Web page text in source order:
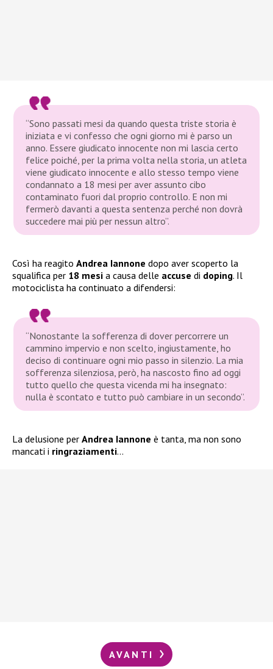
“Sono passati mesi da quando questa triste storia è
iniziata e vi confesso che ogni giorno mi è parso un
anno. Essere giudicato innocente non mi lascia certo
felice poiché, per la prima volta nella storia, un atleta
viene giudicato innocente e allo stesso tempo viene
condannato a 18 mesi per aver assunto cibo
contaminato fuori dal proprio controllo. E non mi
fermerò davanti a questa sentenza perché non dovrà
succedere mai più per nessun altro”.
Così ha reagito Andrea Iannone dopo aver scoperto la
squalifica per 18 mesi a causa delle accuse di doping. Il
motociclista ha continuato a difendersi:
“Nonostante la sofferenza di dover percorrere un
cammino impervio e non scelto, ingiustamente, ho
deciso di continuare ogni mio passo in silenzio. La mia
sofferenza silenziosa, però, ha nascosto fino ad oggi
tutto quello che questa vicenda mi ha insegnato:
nulla è scontato e tutto può cambiare in un secondo”.
La delusione per Andrea Iannone è tanta, ma non sono
mancati i ringraziamenti…
AVANTI